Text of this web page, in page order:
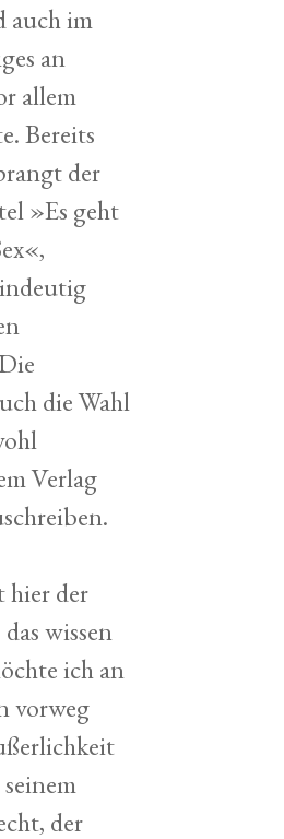
auch im
an
allem
Bereits
der
»Es geht
die Wahl
Verlag
hier der
wissen
ich an
vorweg
der